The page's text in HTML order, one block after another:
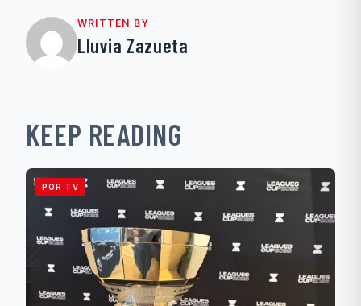
WRITTEN BY
Lluvia Zazueta
KEEP READING
POR TV